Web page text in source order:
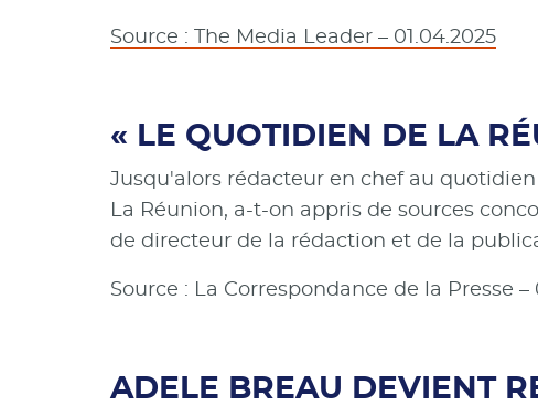
Source : The Media Leader – 01.04.2025
« LE QUOTIDIEN DE LA
Jusqu'alors rédacteur en chef au
La Réunion, a-t-on appris de sources
de directeur de la rédaction et de la
Source : La Correspondance de la Presse –
ADELE BREAU DEVIENT